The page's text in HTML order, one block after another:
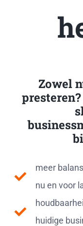
Zowel
meer
nu en voor
huidige